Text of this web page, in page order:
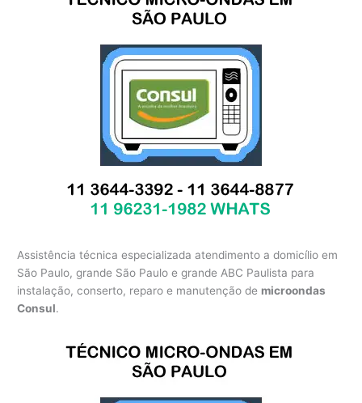
Assistência técnica especializada atendimento a domicílio em
São Paulo, grande São Paulo e grande ABC Paulista para
instalação, conserto, reparo e manutenção de microondas
Consul.